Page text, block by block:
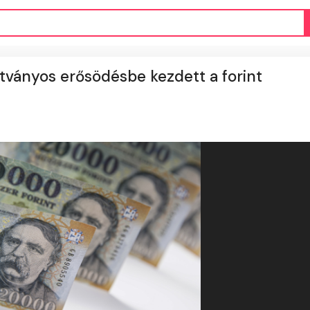
erősödésbe kezdett a forint